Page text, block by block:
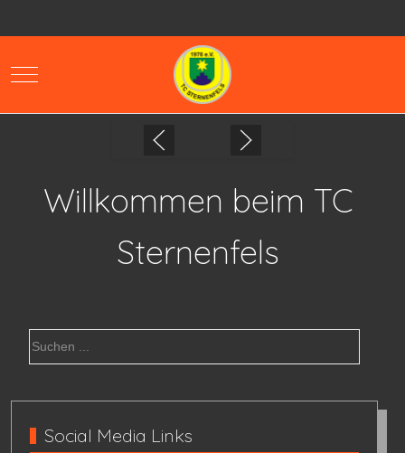
Mobile Menu Toggle
Willkommen beim TC
Sternenfels
Social Media Links